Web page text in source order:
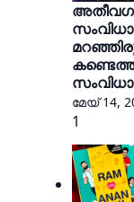
മേയ് 14,
1